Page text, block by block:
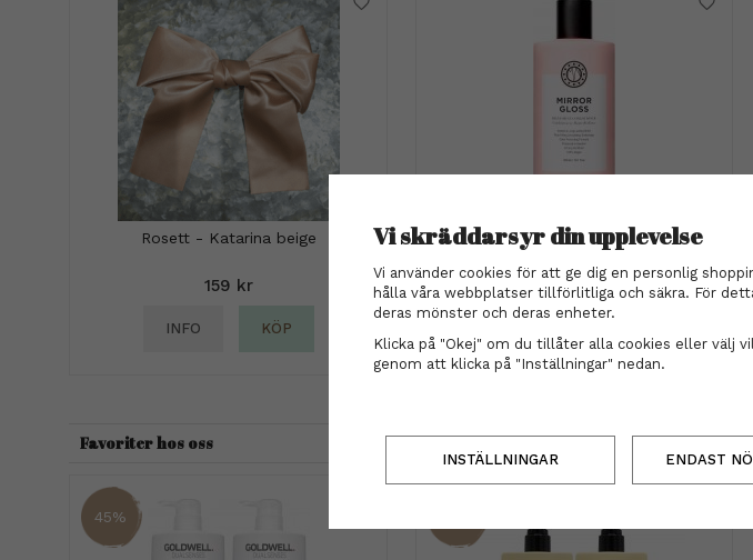
Rosett - Katarina beige
159 kr
INFO KÖP
maria nila
Conditioner 300 ml
345 kr
INFO KÖP
Favoriter hos oss
45%
Vi skräddarsyr din upplevelse
Vi använder cookies för att ge dig en personlig
hålla våra webbplatser tillförlitliga och säkra. För
deras mönster och deras enheter.
Klicka på "Okej" om du tillåter alla cookies eller välj
genom att klicka på "Inställningar" nedan.
INSTÄLLNINGAR ENDAST